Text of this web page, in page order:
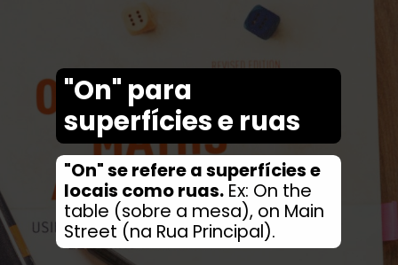
"On" se refere a superfícies e
locais como ruas.Ex: On the
table (sobre a mesa), on Main
Street (na Rua Principal).
"On" para
superfícies e ruas